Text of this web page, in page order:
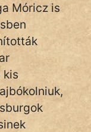
Móricz is
kis